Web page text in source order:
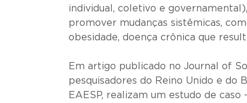
individual, coletivo e
promover mudanças sistêmicas,
obesidade, doença crônica que
Em artigo publicado no Journal of
pesquisadores do Reino Unido e do
EAESP, realizam um estudo de